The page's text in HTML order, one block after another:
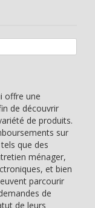
offre une
de découvrir
de produits.
sur
que des
ménager,
et bien
parcourir
de
de leurs